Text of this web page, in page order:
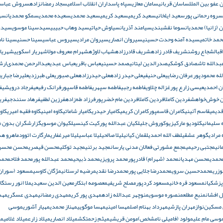
عفو بین المللساسان قربانیسامان معازیسپاه پاسداران انقلاب اسلامیسجاد رمضانزادهسروش
سروه رحمانی‌ پورسعید ایلخانیسعید كریمیسعید کریمیسعید محمدیسعیده محمدیسمکو محمدیان
(زانیا) محمدیانسوما نقشبندیسیامند آذریانسیاوش حیاتیسید وهاب حبیبیسیدسینا موسوی
خاتمیسیده آمنه وحدت حسینیسیروان انصاریسیروان مرادیسیروس عباسیسینا حسنیسینا
شجاع روشنشریف قادر زادهشریف قادرزادهشهاب لاوژهشهرام معروف مولاشهریار اسکویی
تاشصادق کوشکیصدرالدین لیتانیصمد حسینیعباس باقریعباس عبدیعبدالرحمن
محمودپورعرفان رضاییعلی حنیفیعلی حیدر زادهعلی حیدرزادهعلی صبوریعلی طبرزدیعلیرضا جباری
احمدیعیسی زارع‌ پورغزاله چلاویفاطمه رجبیفاطمه سپهریفاطمه قاسپورفرانک رفیعیفرجاد درویشی
خوش‌‌خواهشفردین كاملافردین کاملافردین مام خضرپورفرزاد طه‌زادهفرزین لطفیفرهاد سنندجی
قاسم آئینیکامران قاسمپورکامران کریمیکامیار حیدریکامیار شاماتیکاوه امینیکاوه فقیه‌ امیری
سلیمانیکلودیو مارکیزیوکوروش جلیلکیان عبدالله پورکیت کینسیلکیوان موسویگزارشگران بدون
مرادیگوهر عشقیلطف الله احمدیلقمان کیانیلیلا صالحیلیلا عباسیلیلا میرغفاریمارگارت اتوودماهرو
مجتبی رحیمیمجمع مشورتی فعالان مدنی یارسانمجید برتنیمجید توکلیمحسن قیصریمحسن
محسن مهدیانمحمد (شهرام) قادرپورمحمد پرویزیمحمد ذبیحیمحمد عبدالله‌ پورمحمد فلاح
محمدحسین سرویمحمدرضا جلایی پورمحمدرضا نقدیمرضیه لرستانیمژگان کاوسیمسعود
مسعود قره خانیمسعود کردپورمصلح شریفیمعصومه ابتکارمعین الدین سعیدیملا انور
افشانمنبع مطلعمنصوره موسویمنوچهر عبدالله‌ زادهمهدی پور کریممهدی رمضانیمهدی عسگری
مهران پازشیمهرداد بهنام اصلمهسا امینیمهسا موگوییمهناز محمدیمهیار آشوریموسی
مام علیمولود (فامیلی نامشخص)مومن قریشیمیثم زحمتکشمیلاد انصاریمیلاد زارعمیلاد غلامی